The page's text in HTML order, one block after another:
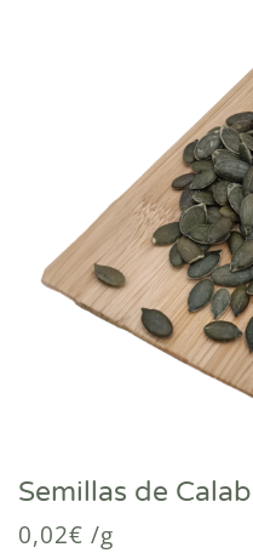
Semillas de
0,02€ /g